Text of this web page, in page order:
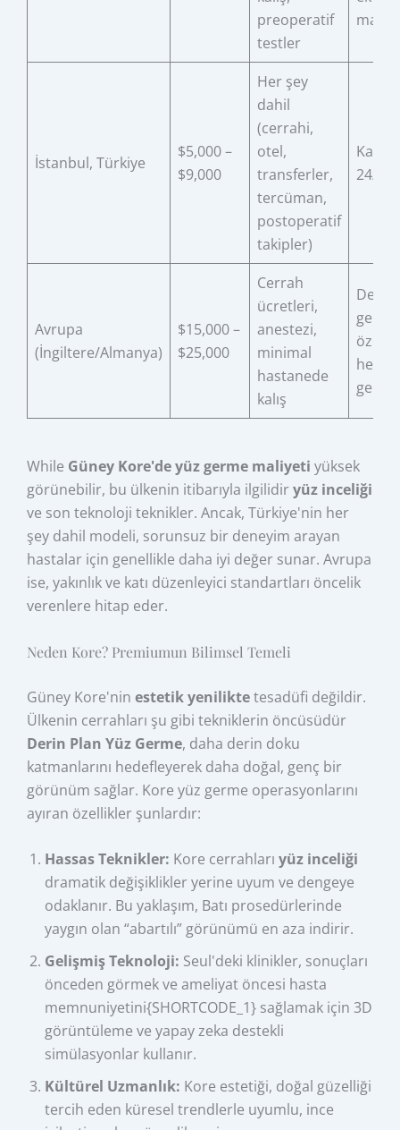
preoperatif
testler
İstanbul, Türkiye
$5,000 –
$9,000
Her şey
dahil
(cerrahi,
otel,
transferler,
tercüman,
postoperatif
takipler)
24/7
Avrupa
(İngiltere/Almanya)
$15,000 –
$25,000
Cerrah
ücretleri,
anestezi,
minimal
hastanede
kalış
özel
While Güney Kore'de yüz germe maliyeti yüksek
görünebilir, bu ülkenin itibarıyla ilgilidiryüz inceliği
ve son teknoloji teknikler. Ancak, Türkiye'nin her
şey dahil modeli, sorunsuz bir deneyim arayan
hastalar için genellikle daha iyi değer sunar. Avrupa
ise, yakınlık ve katı düzenleyici standartları öncelik
verenlere hitap eder.
Neden Kore? Premiumun Bilimsel Temeli
Güney Kore'ninestetik yeniliktetesadüfi değildir.
Ülkenin cerrahları şu gibi tekniklerin öncüsüdür
Derin Plan Yüz Germe, daha derin doku
katmanlarını hedefleyerek daha doğal, genç bir
görünüm sağlar. Kore yüz germe operasyonlarını
ayıran özellikler şunlardır:
Hassas Teknikler: Kore cerrahlarıyüz inceliği
dramatik değişiklikler yerine uyum ve dengeye
odaklanır. Bu yaklaşım, Batı prosedürlerinde
yaygın olan “abartılı” görünümü en aza indirir.
Gelişmiş Teknoloji: Seul'deki klinikler, sonuçları
önceden görmek ve ameliyat öncesi hasta
memnuniyetini{SHORTCODE_1} sağlamak için 3D
görüntüleme ve yapay zeka destekli
simülasyonlar kullanır.
Kültürel Uzmanlık: Kore estetiği, doğal güzelliği
tercih eden küresel trendlerle uyumlu, ince